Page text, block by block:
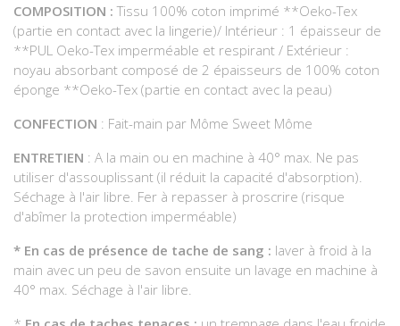
COMPOSITION : Tissu 100% coton imprimé **Oeko-Tex
(partie en contact avec la lingerie)/ Intérieur : 1 épaisseur de
**PUL Oeko-Tex imperméable et respirant / Extérieur :
noyau absorbant composé de 2 épaisseurs de 100% coton
éponge **Oeko-Tex (partie en contact avec la peau)
CONFECTION : Fait-main par Môme Sweet Môme
ENTRETIEN : A la main ou en machine à 40° max. Ne pas
utiliser d'assouplissant (il réduit la capacité d'absorption).
Séchage à l'air libre. Fer à repasser à proscrire (risque
d'abîmer la protection imperméable)
* En cas de présence de tache de sang : laver à froid à la
main avec un peu de savon ensuite un lavage en machine à
40° max. Séchage à l'air libre.